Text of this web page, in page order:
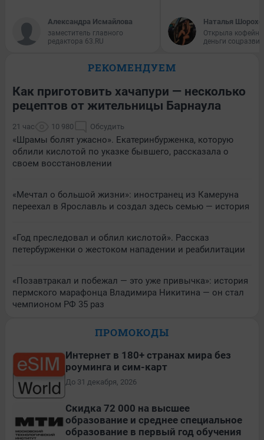
Александра Исмайлова
заместитель главного
редактора 63.RU
Наталья
Открыла
деньги
РЕКОМЕНДУЕМ
Как приготовить хачапури — несколько
рецептов от жительницы Барнаула
21 час 10 980 Обсудить
«Шрамы болят ужасно». Екатеринбурженка, которую
облили кислотой по указке бывшего, рассказала о
своем восстановлении
«Мечтал о большой жизни»: иностранец из Камеруна
переехал в Ярославль и создал здесь семью — история
«Год преследовал и облил кислотой». Рассказ
петербурженки о жестоком нападении и реабилитации
«Позавтракал и побежал — это уже привычка»: история
пермского марафонца Владимира Никитина — он стал
чемпионом РФ 35 раз
ПРОМОКОДЫ
Интернет в 180+ странах мира без
роуминга и сим-карт
До 31 декабря, 2026
Скидка 72 000 на высшее
образование и среднее специальное
образование в первый год обучения